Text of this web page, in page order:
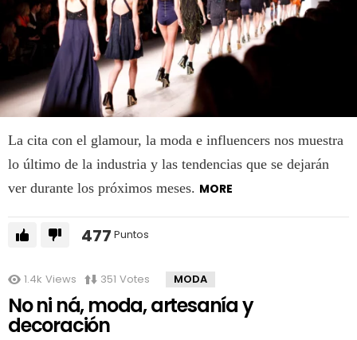
La cita con el glamour, la moda e influencers nos muestra
lo último de la industria y las tendencias que se dejarán
ver durante los próximos meses. MORE
477 Puntos
1.4k Views 351 Votes MODA
No ni ná, moda, artesanía y
decoración